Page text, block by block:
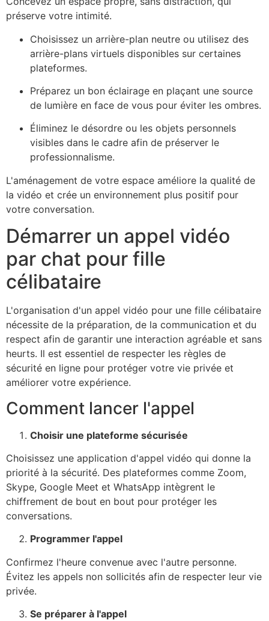
préserve votre intimité.
Choisissez un arrière-plan neutre ou utilisez des
arrière-plans virtuels disponibles sur certaines
plateformes.
Préparez un bon éclairage en plaçant une source
de lumière en face de vous pour éviter les ombres.
Éliminez le désordre ou les objets personnels
visibles dans le cadre afin de préserver le
professionnalisme.
L'aménagement de votre espace améliore la qualité de
la vidéo et crée un environnement plus positif pour
votre conversation.
Démarrer un appel vidéo
par chat pour fille
célibataire
L'organisation d'un appel vidéo pour une fille célibataire
nécessite de la préparation, de la communication et du
respect afin de garantir une interaction agréable et sans
heurts. Il est essentiel de respecter les règles de
sécurité en ligne pour protéger votre vie privée et
améliorer votre expérience.
Comment lancer l'appel
Choisir une plateforme sécurisée
Choisissez une application d'appel vidéo qui donne la
priorité à la sécurité. Des plateformes comme Zoom,
Skype, Google Meet et WhatsApp intègrent le
chiffrement de bout en bout pour protéger les
conversations.
Programmer l'appel
Confirmez l'heure convenue avec l'autre personne.
Évitez les appels non sollicités afin de respecter leur vie
privée.
Se préparer à l'appel